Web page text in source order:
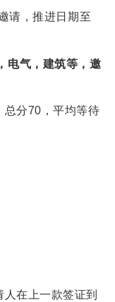
请，推进日期至
电气，建筑等， 邀
总分70，平均等待
在上一款签证到